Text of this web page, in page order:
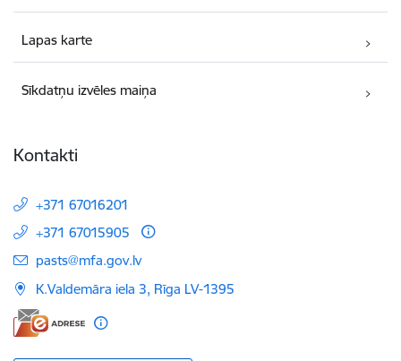
Lapas karte
Sīkdatņu izvēles maiņa
Kontakti
+371 67016201
+371 67015905
E-pasts:
pasts@mfa.gov.lv
K.Valdemāra iela 3, Rīga LV-1395